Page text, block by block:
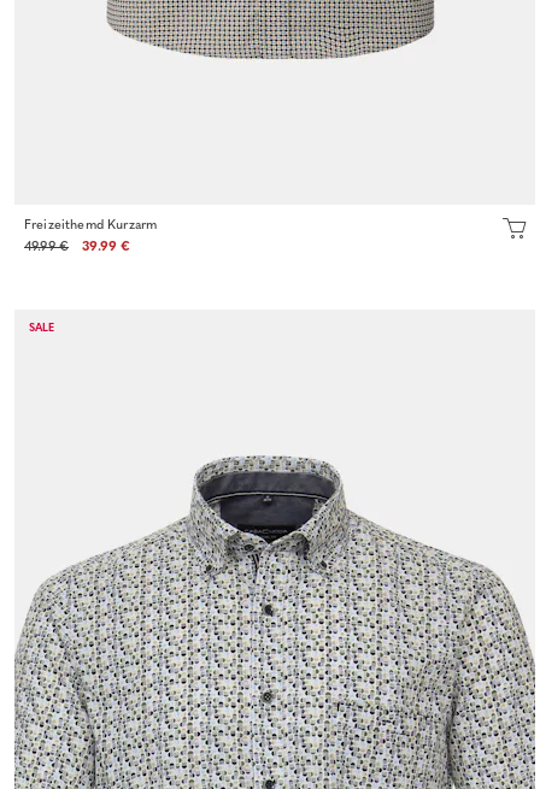
Freizeithemd Kurzarm
49.99 €
39.99 €
SALE